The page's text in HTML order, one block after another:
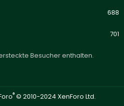
688
701
Besucher enthalten.
® © 2010-2024 XenForo Ltd.